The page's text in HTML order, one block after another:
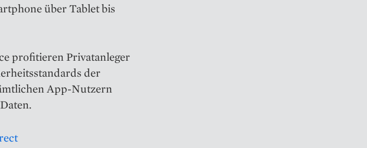
über Tablet bis
profitieren Privatanleger
der
App-Nutzern